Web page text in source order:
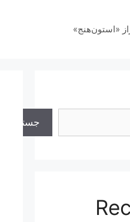
«استون‌هنج»
جستجو